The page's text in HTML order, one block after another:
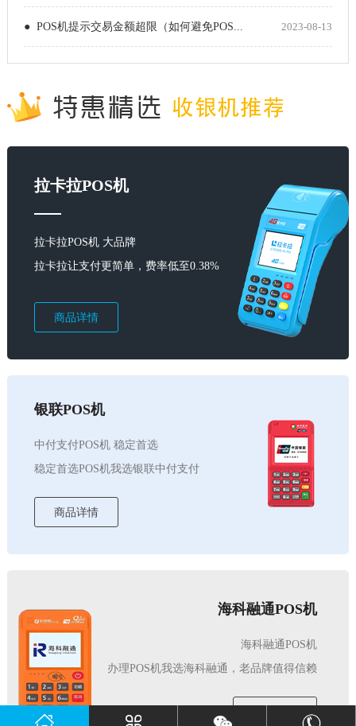
● POS机提示交易金额超限（如何避免POS... 2023-08-13
拉卡拉POS机
拉卡拉POS机 大品牌
拉卡拉让支付更简单，费率低至0.38%
商品详情
银联POS机
中付支付POS机 稳定首选
稳定首选POS机我选银联中付支付
商品详情
海科融通POS机
海科融通POS机
办理POS机我选海科融通，老品牌值得信赖